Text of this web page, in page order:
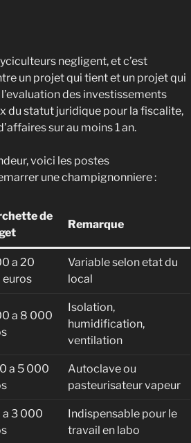
negligent, et c’est
un projet qui tient et un projet qui
des investissements
du statut juridique pour la fiscalite,
sur au moins 1 an.
voici les postes
une champignonniere :
de
Remarque
a 20
Variable selon etat du
local
a 8 000
Isolation,
humidification,
ventilation
a 5 000
Autoclave ou
pasteurisateur vapeur
3 000
Indispensable pour le
travail en labo